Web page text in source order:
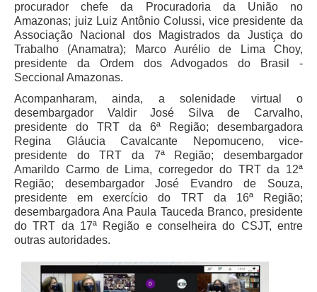
procurador chefe da Procuradoria da União no
Amazonas; juiz Luiz Antônio Colussi, vice presidente da
Associação Nacional dos Magistrados da Justiça do
Trabalho (Anamatra); Marco Aurélio de Lima Choy,
presidente da Ordem dos Advogados do Brasil -
Seccional Amazonas.
Acompanharam, ainda, a solenidade virtual o
desembargador Valdir José Silva de Carvalho,
presidente do TRT da 6ª Região; desembargadora
Regina Gláucia Cavalcante Nepomuceno, vice-
presidente do TRT da 7ª Região; desembargador
Amarildo Carmo de Lima, corregedor do TRT da 12ª
Região; desembargador José Evandro de Souza,
presidente em exercício do TRT da 16ª Região;
desembargadora Ana Paula Tauceda Branco, presidente
do TRT da 17ª Região e conselheira do CSJT, entre
outras autoridades.